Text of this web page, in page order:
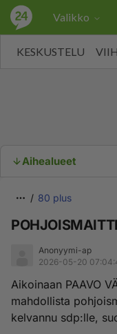
Valikko
KESKUSTELU
Aihealueet
80 plus
Anonyymi-ap
2026-05-20
Aikoinaan PAAVO
mahdollista
kelvannu sdp:lle,